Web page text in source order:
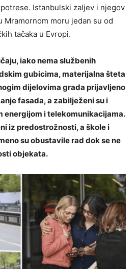
Istanbulski zaljev i njegov
Mramornom moru jedan su od
tačaka u Evropi.
iako nema službenih
gubicima, materijalna šteta
dijelovima grada prijavljeno
fasada, a zabilježeni su i
energijom i telekomunikacijama.
iz predostrožnosti, a škole i
su obustavile rad dok se ne
objekata.